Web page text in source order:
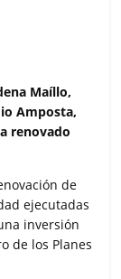
Maíllo,
Amposta,
renovado
de
ejecutadas
inversión
de los Planes